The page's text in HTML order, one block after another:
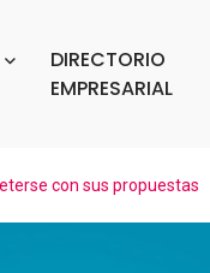
DIRECTORIO
EMPRESARIAL
con sus propuestas